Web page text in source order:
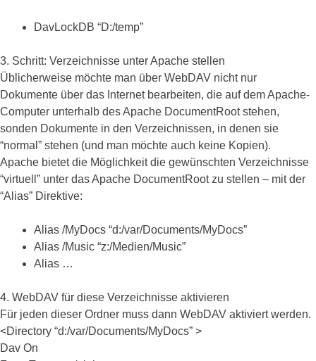
DavLockDB “D:/temp”
3. Schritt: Verzeichnisse unter Apache stellen
Üblicherweise möchte man über WebDAV nicht nur
Dokumente über das Internet bearbeiten, die auf dem Apache-
Computer unterhalb des Apache DocumentRoot stehen,
sonden Dokumente in den Verzeichnissen, in denen sie
“normal” stehen (und man möchte auch keine Kopien).
Apache bietet die Möglichkeit die gewünschten Verzeichnisse
“virtuell” unter das Apache DocumentRoot zu stellen – mit der
“Alias” Direktive:
Alias /MyDocs “d:/var/Documents/MyDocs”
Alias /Music “z:/Medien/Music”
Alias …
4. WebDAV für diese Verzeichnisse aktivieren
Für jeden dieser Ordner muss dann WebDAV aktiviert werden.
<Directory “d:/var/Documents/MyDocs” >
Dav On